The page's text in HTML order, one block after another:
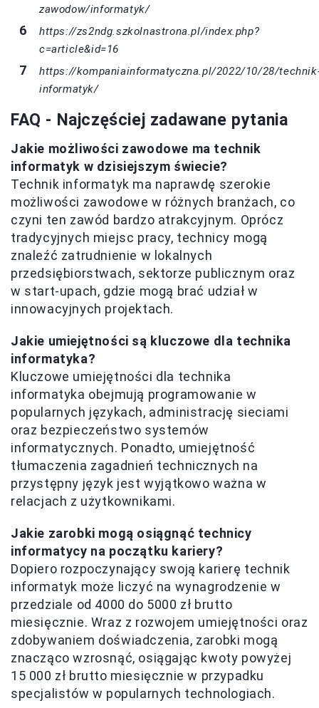
zawodow/informatyk/
https://zs2ndg.szkolnastrona.pl/index.php?
c=article&id=16
https://kompaniainformatyczna.pl/2022/10/28/
informatyk/
FAQ - Najczęściej zadawane pytania
Jakie możliwości zawodowe ma technik
informatyk w dzisiejszym świecie?
Technik informatyk ma naprawdę szerokie
możliwości zawodowe w różnych branżach, co
czyni ten zawód bardzo atrakcyjnym. Oprócz
tradycyjnych miejsc pracy, technicy mogą
znaleźć zatrudnienie w lokalnych
przedsiębiorstwach, sektorze publicznym oraz
w start-upach, gdzie mogą brać udział w
innowacyjnych projektach.
Jakie umiejętności są kluczowe dla technika
informatyka?
Kluczowe umiejętności dla technika
informatyka obejmują programowanie w
popularnych językach, administrację sieciami
oraz bezpieczeństwo systemów
informatycznych. Ponadto, umiejętność
tłumaczenia zagadnień technicznych na
przystępny język jest wyjątkowo ważna w
relacjach z użytkownikami.
Jakie zarobki mogą osiągnąć technicy
informatycy na początku kariery?
Dopiero rozpoczynający swoją karierę technik
informatyk może liczyć na wynagrodzenie w
przedziale od 4000 do 5000 zł brutto
miesięcznie. Wraz z rozwojem umiejętności oraz
zdobywaniem doświadczenia, zarobki mogą
znacząco wzrosnąć, osiągając kwoty powyżej
15 000 zł brutto miesięcznie w przypadku
specjalistów w popularnych technologiach.